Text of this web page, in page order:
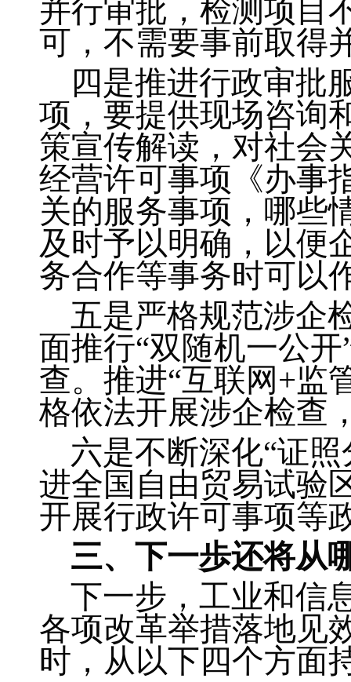
并行审批，检测项目
可，不需要事前取得
四是推进行政审批
项，要提供现场咨询
策宣传解读，对社会
经营许可事项《办事
关的服务事项，哪些
及时予以明确，以便
务合作等事务时可以
五是严格规范涉企
面推行“双随机一公
查。推进“互联网+监
格依法开展涉企检查
六是不断深化“证
进全国自由贸易试验
开展行政许可事项等
三、下一歩还将从
下一步，工业和信
各项改革举措落地见
时，从以下四个方面